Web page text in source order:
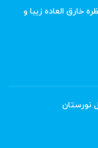
خارق العاده زیبا و
نورستان